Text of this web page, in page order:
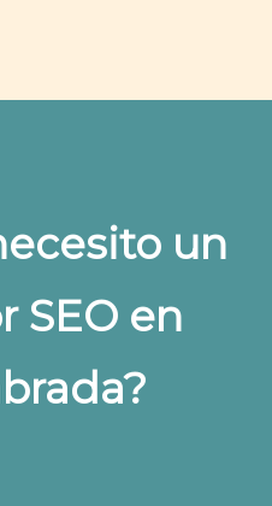
un
SEO en